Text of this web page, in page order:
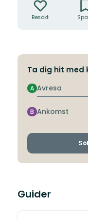
Besökt
Ta dig hit med
Avresa
A
Ankomst
B
Guider